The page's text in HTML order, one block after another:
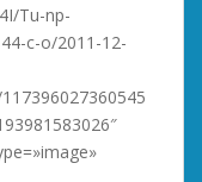
Tu-np-
c-o/2011-12-